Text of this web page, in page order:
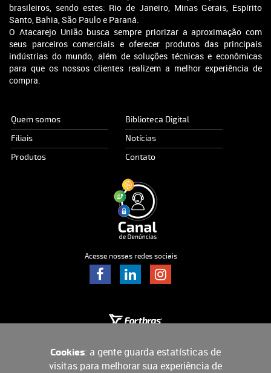
brasileiros, sendo estes: Rio de Janeiro, Minas Gerais, Espírito
Santo, Bahia, São Paulo e Paraná.
O Atacarejo União busca sempre priorizar a aproximação com
seus parceiros comerciais e oferecer produtos das principais
indústrias do mundo, além de soluções técnicas e econômicas
para que os nossos clientes realizem a melhor experiência de
compra.
Quem somos
Filiais
Produtos
Biblioteca Digital
Notícias
Contato
Acesse nossas redes sociais
Cookies: a gente guarda estatísticas de
visitas para melhorar sua experiência de